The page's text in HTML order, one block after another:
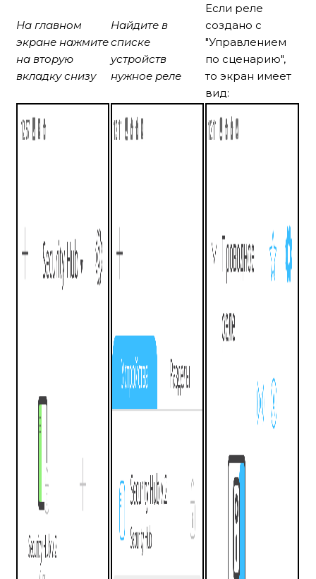
На главном
экране нажмите
на вторую
вкладку снизу
Найдите в
списке
устройств
нужное реле
Если реле
создано с
"Управлением
по сценарию",
то экран имеет
вид: